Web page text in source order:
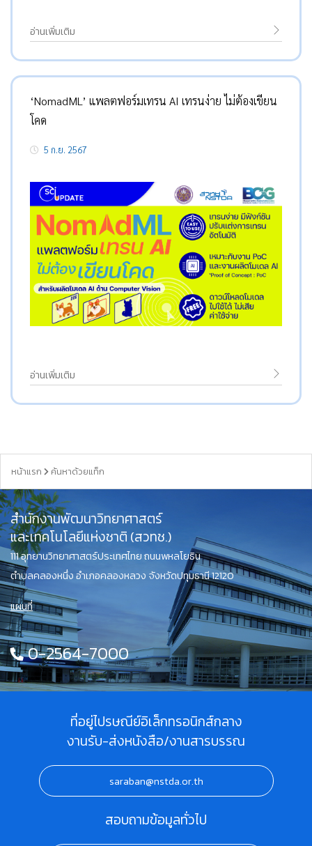
อ่านเพิ่มเติม
‘NomadML’ แพลตฟอร์มเทรน AI เทรนง่าย ไม่ต้องเขียน
โคด
5 ก.ย. 2567
อ่านเพิ่มเติม
หน้าแรก ค้นหาด้วยแท็ก
สำนักงานพัฒนาวิทยาศาสตร์
และเทคโนโลยีแห่งชาติ (สวทช.)
111 อุทยานวิทยาศาสตร์ประเทศไทย ถนนพหลโยธิน
ตำบลคลองหนึ่ง อำเภอคลองหลวง จังหวัดปทุมธานี 12120
แผนที่
0-2564-7000
ที่อยู่ไปรษณีย์อิเล็กทรอนิกส์กลาง
งานรับ-ส่งหนังสือ/งานสารบรรณ
saraban@nstda.or.th
สอบถามข้อมูลทั่วไป